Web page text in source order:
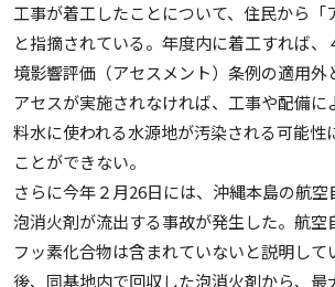
工事が着工したことについて、住民から「
と指摘されている。年度内に着工すれば
境影響評価（アセスメント）条例の適用外
アセスが実施されなければ、工事や配備に
料水に使われる水源地が汚染される可能性
ことができない。
さらに今年２月26日には、沖縄本島の航
泡消火剤が流出する事故が発生した。航空
フッ素化合物は含まれていないと説明して
後、同基地内で回収した泡消火剤から、最